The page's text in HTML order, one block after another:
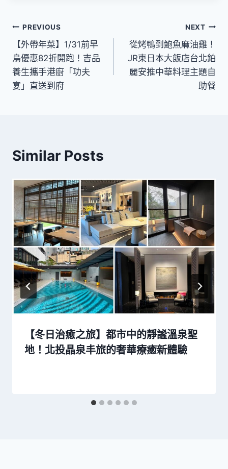
文
章
導
覽
PREVIOUS
【外帶年菜】1/31前早
鳥優惠82折開跑！吉品
養生攜手港廚「功夫
宴」直送到府
NEXT
從烤鴨到鮑魚麻油雞！
JR東日本大飯店台北鉑
麗安推中華料理主題自
助餐
Similar Posts
【冬日治癒之旅】都市中的靜謐溫泉聖
地！北投晶泉丰旅的奢華療癒新體驗